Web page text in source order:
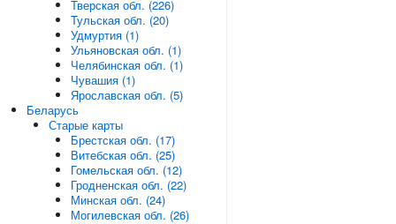
Тверская обл. (226)
Тульская обл. (20)
Удмуртия (1)
Ульяновская обл. (1)
Челябинская обл. (1)
Чувашия (1)
Ярославская обл. (5)
Беларусь
Старые карты
Брестская обл. (17)
Витебская обл. (25)
Гомельская обл. (12)
Гродненская обл. (22)
Минская обл. (24)
Могилевская обл. (26)